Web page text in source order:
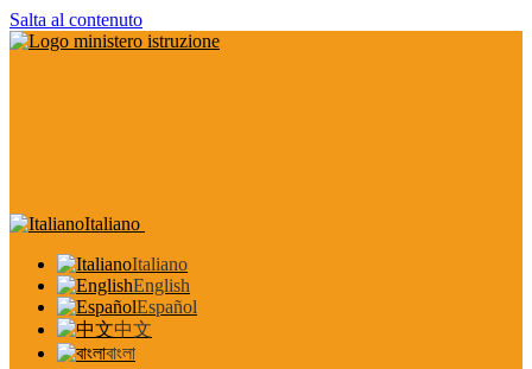
Salta al contenuto
Italiano
Italiano
English
Español
中文
বাংলা